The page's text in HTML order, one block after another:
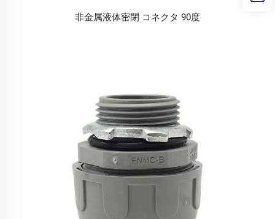
非金属液体密閉 コネクタ 90度